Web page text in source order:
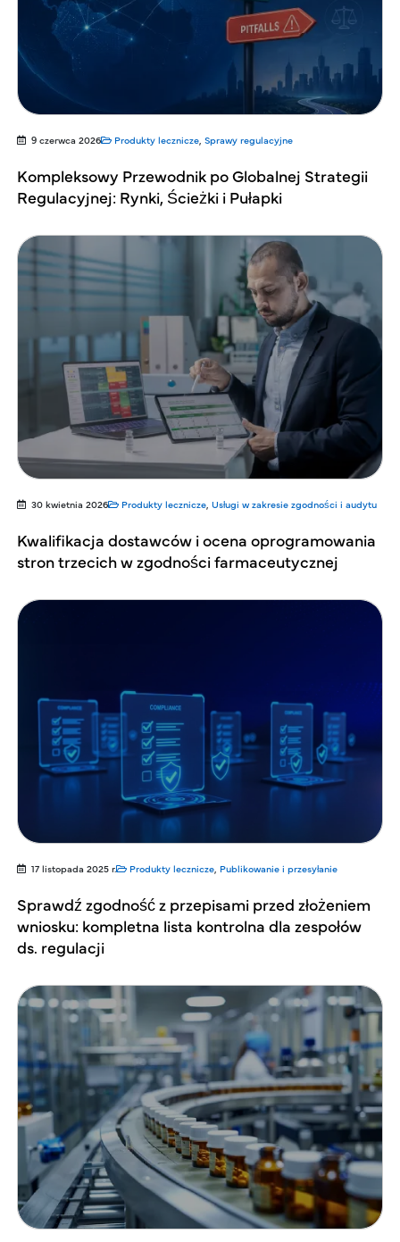
9 czerwca 2026 Produkty lecznicze, Sprawy regulacyjne
Kompleksowy Przewodnik po Globalnej Strategii
Regulacyjnej: Rynki, Ścieżki i Pułapki
30 kwietnia 2026 Produkty lecznicze, Usługi w zakresie zgodności i audytu
Kwalifikacja dostawców i ocena oprogramowania
stron trzecich w zgodności farmaceutycznej
17 listopada 2025 r. Produkty lecznicze, Publikowanie i przesyłanie
Sprawdź zgodność z przepisami przed złożeniem
wniosku: kompletna lista kontrolna dla zespołów
ds. regulacji